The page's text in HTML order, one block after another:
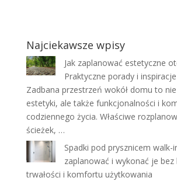
Najciekawsze wpisy
Jak zaplanować estetyczne
Praktyczne porady i inspiracje
Zadbana przestrzeń wokół domu to
estetyki, ale także funkcjonalności i
codziennego życia. Właściwe
ścieżek, …
Spadki pod prysznicem walk-
zaplanować i wykonać je bez
trwałości i komfortu użytkowania